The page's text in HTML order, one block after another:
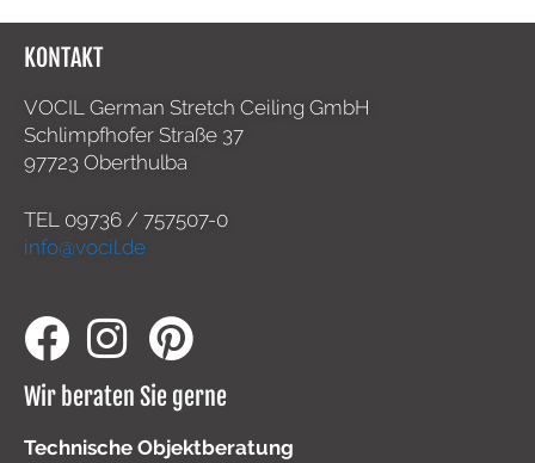
KONTAKT
VOCIL German Stretch Ceiling GmbH
Schlimpfhofer Straße 37
97723 Oberthulba
TEL 09736 / 757507-0
info@vocil.de
Wir beraten Sie gerne
Technische Objektberatung